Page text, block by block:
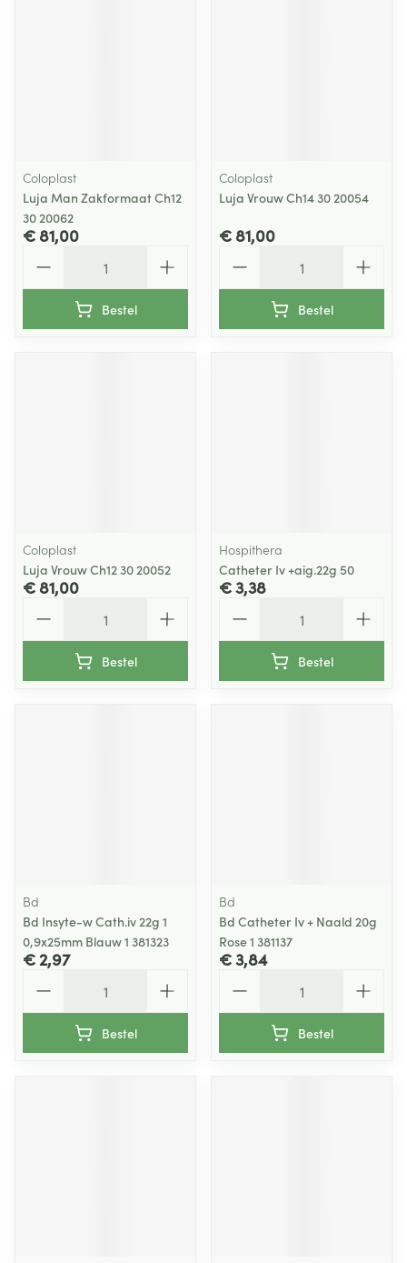
Coloplast
Luja Man Zakformaat Ch12
30 20062
€ 81,00
Bestel
Coloplast
Luja Vrouw Ch14 30 20054
€ 81,00
Bestel
Coloplast
Luja Vrouw Ch12 30 20052
€ 81,00
Bestel
Hospithera
Catheter Iv +aig.22g 50
€ 3,38
Bestel
Bd
Bd Insyte-w Cath.iv 22g 1
0,9x25mm Blauw 1 381323
€ 2,97
Bestel
Bd
Bd Catheter Iv + Naald 20g
Rose 1 381137
€ 3,84
Bestel